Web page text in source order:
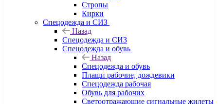
Стропы
Кирки
Спецодежда и СИЗ
Назад
Спецодежда и СИЗ
Спецодежда и обувь
Назад
Спецодежда и обувь
Плащи рабочие, дождевики
Спецодежда рабочая
Обувь для рабочих
Светоотражающие сигнальные жилеты